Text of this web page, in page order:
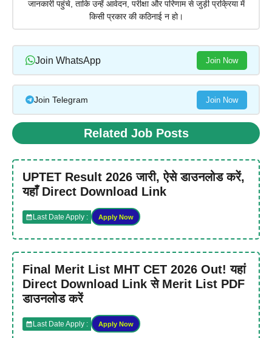
जानकारी पहुंचे, ताकि उन्हें आवेदन, परीक्षा और परिणाम से जुड़ी प्रक्रिया में
किसी प्रकार की कठिनाई न हो।
Join WhatsApp Join Now
Join Telegram Join Now
Related Job Posts
UPTET Result 2026 जारी, ऐसे डाउनलोड करें,
यहाँ Direct Download Link
Last Date Apply : Apply Now
Final Merit List MHT CET 2026 Out! यहां
Direct Download Link से Merit List PDF
डाउनलोड करें
Last Date Apply : Apply Now